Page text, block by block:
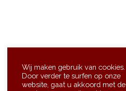
Wij maken gebruik van cookies.
Door verder te surfen op onze
website, gaat u akkoord met de